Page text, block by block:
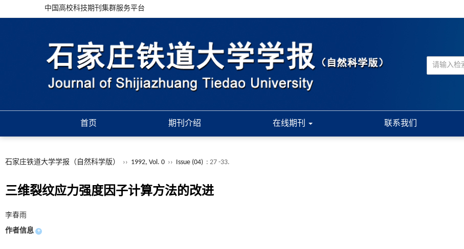
中国高校科技期刊集群服务平台
首页 期刊介绍 在线期刊 联系我们
石家庄铁道大学学报（自然科学版） ›› 1992, Vol. 0 ›› Issue (04) : 27 -33.
三维裂纹应力强度因子计算方法的改进
李春雨
作者信息 +